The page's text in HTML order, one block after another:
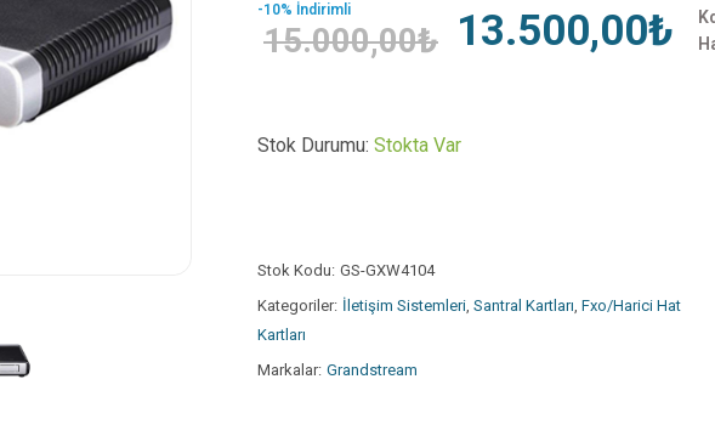
-10% İndirimli
15.000,00₺ 13.500,00₺
Stok Durumu: Stokta Var
Stok Kodu: GS-GXW4104
Kategoriler: İletişim Sistemleri, Santral Kartları, Fxo/Harici Hat
Kartları
Markalar: Grandstream